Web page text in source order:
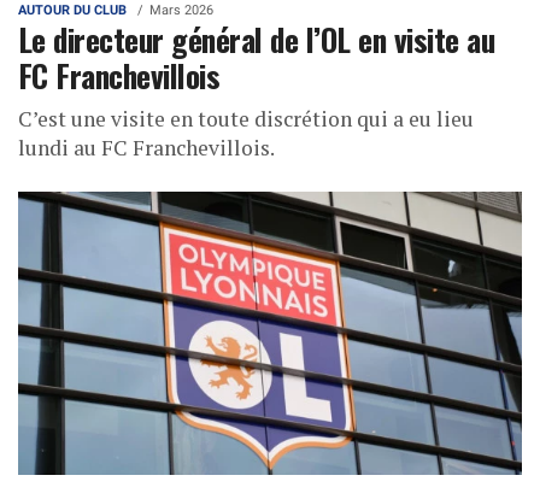
AUTOUR DU CLUB Mars 2026
Le directeur général de l’OL en visite au
FC Franchevillois
C’est une visite en toute discrétion qui a eu lieu
lundi au FC Franchevillois.